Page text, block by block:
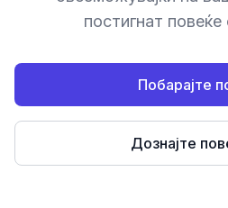
постигнат
Побарајте
Дознајте